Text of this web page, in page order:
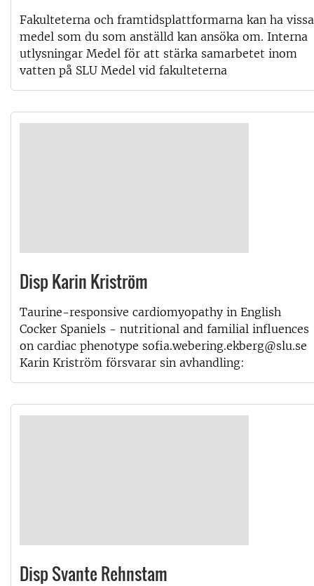
Fakulteterna och framtidsplattformarna kan ha vissa
medel som du som anställd kan ansöka om. Interna
utlysningar Medel för att stärka samarbetet inom
vatten på SLU Medel vid fakulteterna
Disp Karin Kriström
Taurine-responsive cardiomyopathy in English
Cocker Spaniels - nutritional and familial influences
on cardiac phenotype sofia.webering.ekberg@slu.se
Karin Kriström försvarar sin avhandling:
Disp Svante Rehnstam